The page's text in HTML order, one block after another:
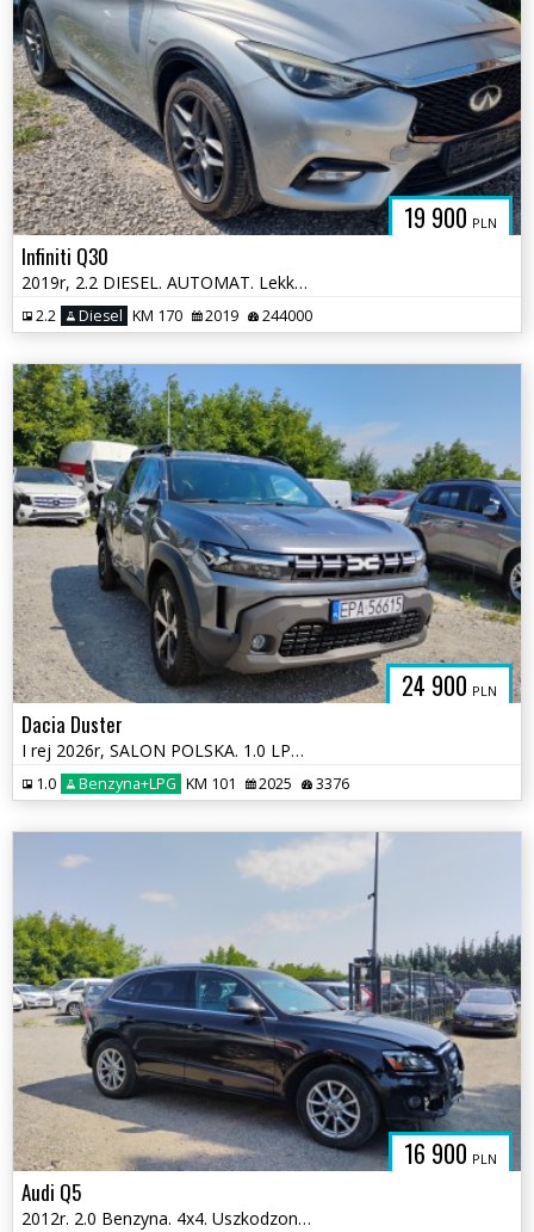
19 900 PLN
Infiniti Q30
2019r, 2.2 DIESEL. AUTOMAT. Lekko uszkodzony lewy tył. Jeździ .
2.2 Diesel KM 170 2019 244000
24 900 PLN
Dacia Duster
I rej 2026r, SALON POLSKA. 1.0 LPG. Uszkodzony. Poobijany.
1.0 Benzyna+LPG KM 101 2025 3376
16 900 PLN
Audi Q5
2012r. 2.0 Benzyna. 4x4. Uszkodzony przód i przetarty lewy bok. Jeździ